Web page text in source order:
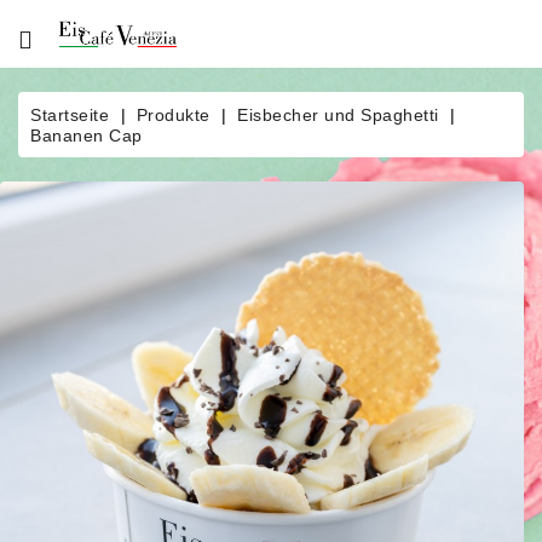
Über
Uns
Produkte
Bestellung
Eisautomat
Kontakt
Startseite Produkte
Eisbecher und Spaghetti
Bananen Cap